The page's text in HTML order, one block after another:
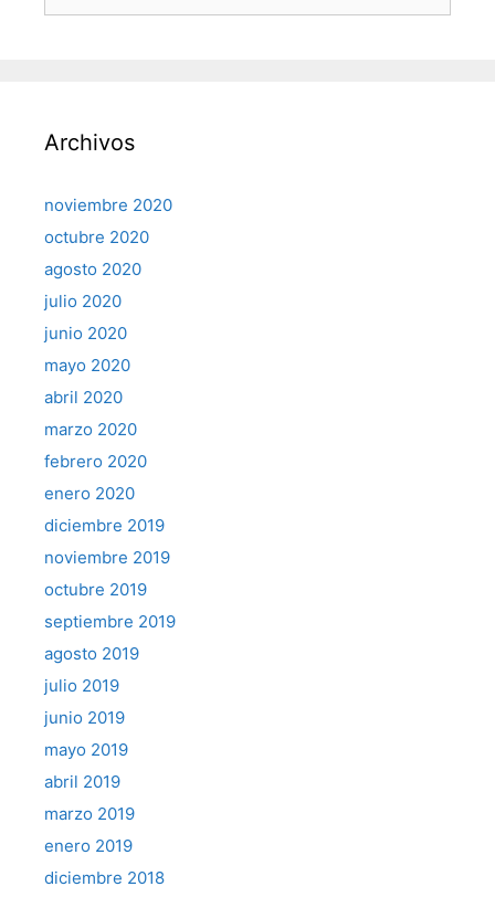
Archivos
noviembre 2020
octubre 2020
agosto 2020
julio 2020
junio 2020
mayo 2020
abril 2020
marzo 2020
febrero 2020
enero 2020
diciembre 2019
noviembre 2019
octubre 2019
septiembre 2019
agosto 2019
julio 2019
junio 2019
mayo 2019
abril 2019
marzo 2019
enero 2019
diciembre 2018